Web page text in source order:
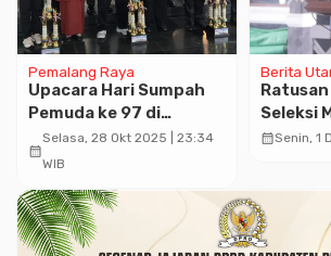
Pemalang Raya
Upacara Hari Sumpah
Pemuda ke 97 di
Pemalang Diwarnai
Penyerahan
calendar_month
Selasa, 28 Okt 2025 | 23:34
WIB
Berita
Seleksi
di
calendar_monthSenin, 1